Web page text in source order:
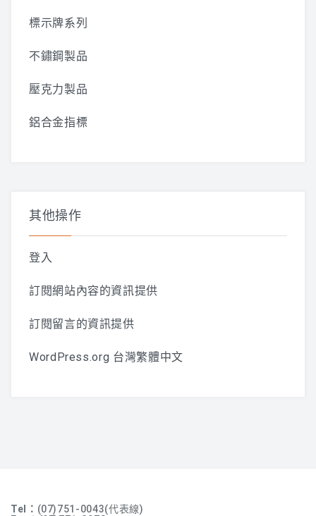
標示牌系列
不鏽鋼製品
壓克力製品
鋁合金指標
其他操作
登入
訂閱網站內容的資訊提供
訂閱留言的資訊提供
WordPress.org 台灣繁體中文
Tel： (07)751-0043(代表線)